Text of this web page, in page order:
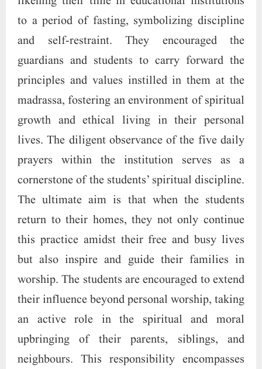
to a period of fasting, symbolizing discipline
and self-restraint. They encouraged the
guardians and students to carry forward the
principles and values instilled in them at the
madrassa, fostering an environment of spiritual
growth and ethical living in their personal
lives. The diligent observance of the five daily
prayers within the institution serves as a
cornerstone of the students’ spiritual discipline.
The ultimate aim is that when the students
return to their homes, they not only continue
this practice amidst their free and busy lives
but also inspire and guide their families in
worship. The students are encouraged to extend
their influence beyond personal worship, taking
an active role in the spiritual and moral
upbringing of their parents, siblings, and
neighbours. This responsibility encompasses